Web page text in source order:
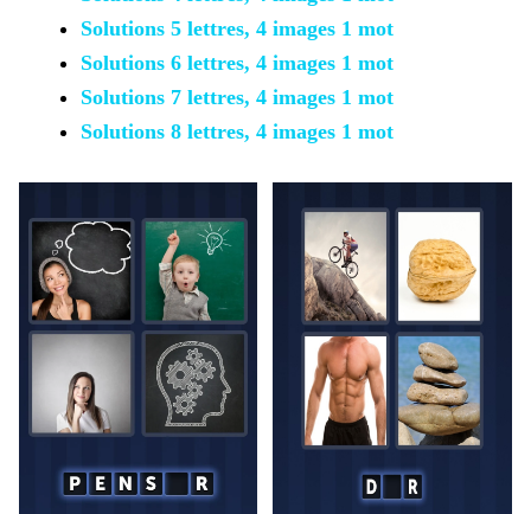
Solutions 5 lettres, 4 images 1 mot
Solutions 6 lettres, 4 images 1 mot
Solutions 7 lettres, 4 images 1 mot
Solutions 8 lettres, 4 images 1 mot